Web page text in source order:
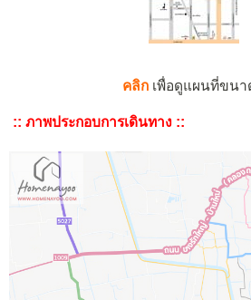
คลิก เพื่อดูแผนที่ขน
:: ภาพประกอบการเดินทาง ::